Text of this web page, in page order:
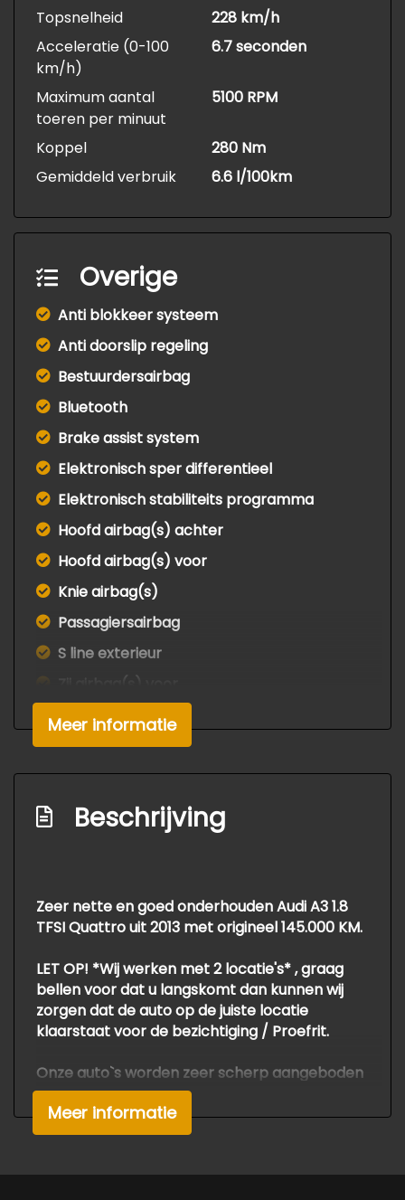
Topsnelheid
228 km/h
Acceleratie (0-100
km/h)
6.7 seconden
Maximum aantal
toeren per minuut
5100 RPM
Koppel
280 Nm
Gemiddeld verbruik
6.6 l/100km
Overige
Anti blokkeer systeem
Anti doorslip regeling
Bestuurdersairbag
Bluetooth
Brake assist system
Elektronisch sper differentieel
Elektronisch stabiliteits programma
Hoofd airbag(s) achter
Hoofd airbag(s) voor
Knie airbag(s)
Passagiersairbag
S line exterieur
Zij airbag(s) voor
Exterieur
Buitenspiegels verwarmbaar
Dakspoiler
Dimlichten automatisch
Getint warmtewerend glas
Koplampreiniging
Lichtmetalen velgen 18"
Mistlampen voor
Sportonderstel
Interieur
Aluminium interieur afwerking
Meer informatie
Beschrijving
Zeer nette en goed onderhouden Audi A3 1.8
TFSI Quattro uit 2013 met origineel 145.000 KM.
LET OP! *Wij werken met 2 locatie's* , graag
bellen voor dat u langskomt dan kunnen wij
zorgen dat de auto op de juiste locatie
klaarstaat voor de bezichtiging / Proefrit.
Onze auto`s worden zeer scherp aangeboden
als *meeneemprijs*
Voor APK, Grote Beurt , en Garantie
berekenen wij een meerprijs van €795.-
mooie automobiel gelieve bellen met de
Meer informatie